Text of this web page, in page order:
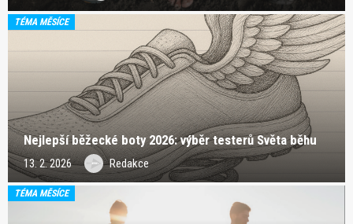
TÉMA MĚSÍCE
Nejlepší běžecké boty 2026: výběr testerů Světa běhu
13. 2. 2026 Redakce
TÉMA MĚSÍCE